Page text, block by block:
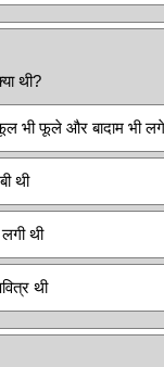
थी?
भी फूले और बादाम भी लगे
थी
थी
थी